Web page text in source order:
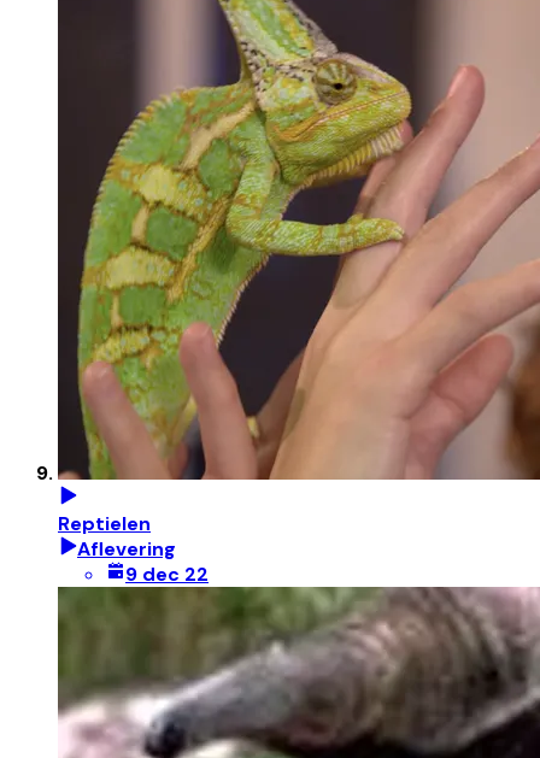
Reptielen
Aflevering
9 dec 22